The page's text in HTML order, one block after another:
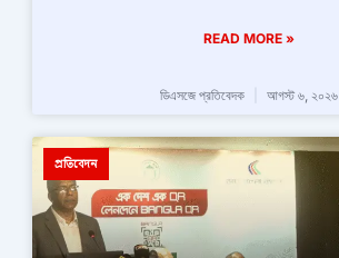
READ MORE »
ডিএসজে প্রতিবেদক আগস্ট ৬, ২০২৬
প্রতিবেদন